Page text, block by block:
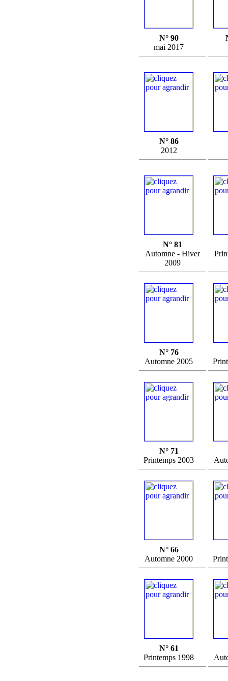
N° 90
mai 2017
N° 86
2012
N° 81
Automne - Hiver
2009
N° 76
Automne 2005
N° 71
Printemps 2003
N° 66
Automne 2000
N° 61
Printemps 1998